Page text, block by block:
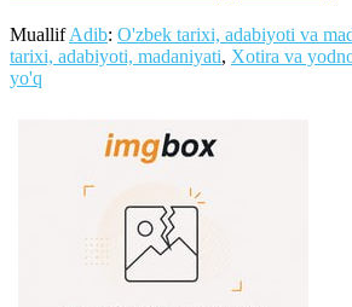
MuallifAdib: O'zbek tarixi, adabiyoti va
tarixi, adabiyoti, madaniyati, Xotira va
yo'q